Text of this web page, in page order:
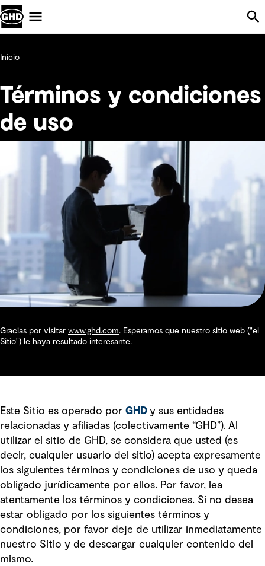
Inicio
Términos y condiciones
de uso
Gracias por visitar www.ghd.com. Esperamos que nuestro sitio web ("el
Sitio") le haya resultado interesante.
Este Sitio es operado por GHD y sus entidades
relacionadas y afiliadas (colectivamente “GHD”). Al
utilizar el sitio de GHD, se considera que usted (es
decir, cualquier usuario del sitio) acepta expresamente
los siguientes términos y condiciones de uso y queda
obligado jurídicamente por ellos. Por favor, lea
atentamente los términos y condiciones. Si no desea
estar obligado por los siguientes términos y
condiciones, por favor deje de utilizar inmediatamente
nuestro Sitio y de descargar cualquier contenido del
mismo.